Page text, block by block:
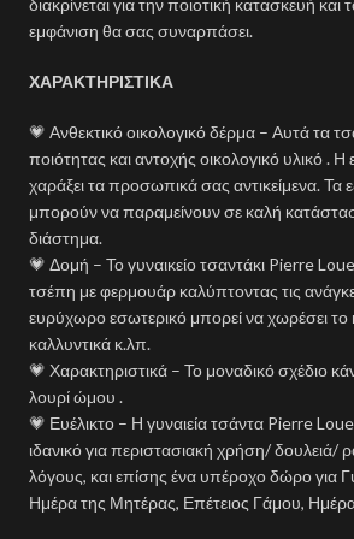
διακρίνεται για την ποιοτική κατασκευή
εμφάνιση θα σας συναρπάσει.
ΧΑΡΑΚΤΗΡΙΣΤΙΚΑ
💗 Ανθεκτικό οικολογικό δέρμα – Αυτά τα
ποιότητας και αντοχής οικολογικό υλικό .
χαράξει τα προσωπικά σας αντικείμενα.
μπορούν να παραμείνουν σε καλή
διάστημα.
💗 Δομή – Το γυναικείο τσαντάκι Pierre
τσέπη με φερμουάρ καλύπτοντας τις
ευρύχωρο εσωτερικό μπορεί να χωρέσει το
καλλυντικά κ.λπ.
💗 Χαρακτηριστικά – Το μοναδικό σχέδιο
λουρί ώμου .
💗 Ευέλικτο – Η γυναιεία τσάντα Pierre
ιδανικό για περιστασιακή χρήση/ δουλειά/
λόγους, και επίσης ένα υπέροχο δώρο για
Ημέρα της Μητέρας, Επέτειος Γάμου,